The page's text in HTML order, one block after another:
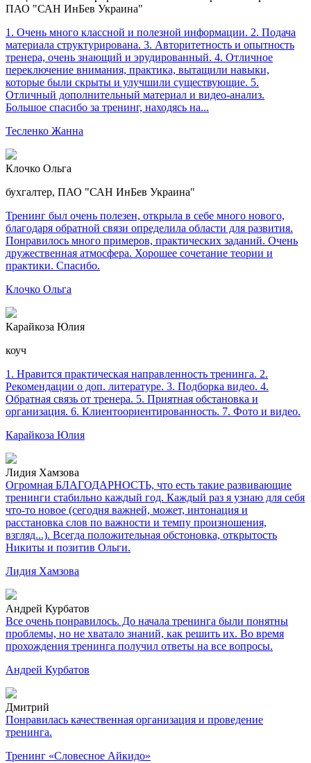
ПАО "САН ИнБев Украина"
1. Очень много классной и полезной информации. 2. Подача
материала структурирована. 3. Авторитетность и опытность
тренера, очень знающий и эрудированный. 4. Отличное
переключение внимания, практика, вытащили навыки,
которые были скрыты и улучшили существующие. 5.
Отличный дополнительный материал и видео-анализ.
Большое спасибо за тренинг, находясь на...
Тесленко Жанна
Клочко Ольга
бухгалтер, ПАО "САН ИнБев Украина"
Тренинг был очень полезен, открыла в себе много нового,
благодаря обратной связи определила области для развития.
Понравилось много примеров, практических заданий. Очень
дружественная атмосфера. Хорошее сочетание теории и
практики. Спасибо.
Клочко Ольга
Карайкоза Юлия
коуч
1. Нравится практическая направленность тренинга. 2.
Рекомендации о доп. литературе. 3. Подборка видео. 4.
Обратная связь от тренера. 5. Приятная обстановка и
организация. 6. Клиентоориентированность. 7. Фото и видео.
Карайкоза Юлия
Лидия Хамзова
Огромная БЛАГОДАРНОСТЬ, что есть такие развивающие
тренинги стабильно каждый год. Каждый раз я узнаю для себя
что-то новое (сегодня важней, может, интонация и
расстановка слов по важности и темпу произношения,
взгляд...). Всегда положительная обстоновка, открытость
Никиты и позитив Ольги.
Лидия Хамзова
Андрей Курбатов
Все очень понравилось. До начала тренинга были понятны
проблемы, но не хватало знаний, как решить их. Во время
прохождения тренинга получил ответы на все вопросы.
Андрей Курбатов
Дмитрий
Понравилась качественная организация и проведение
тренинга.
Тренинг «Словесное Айкидо»